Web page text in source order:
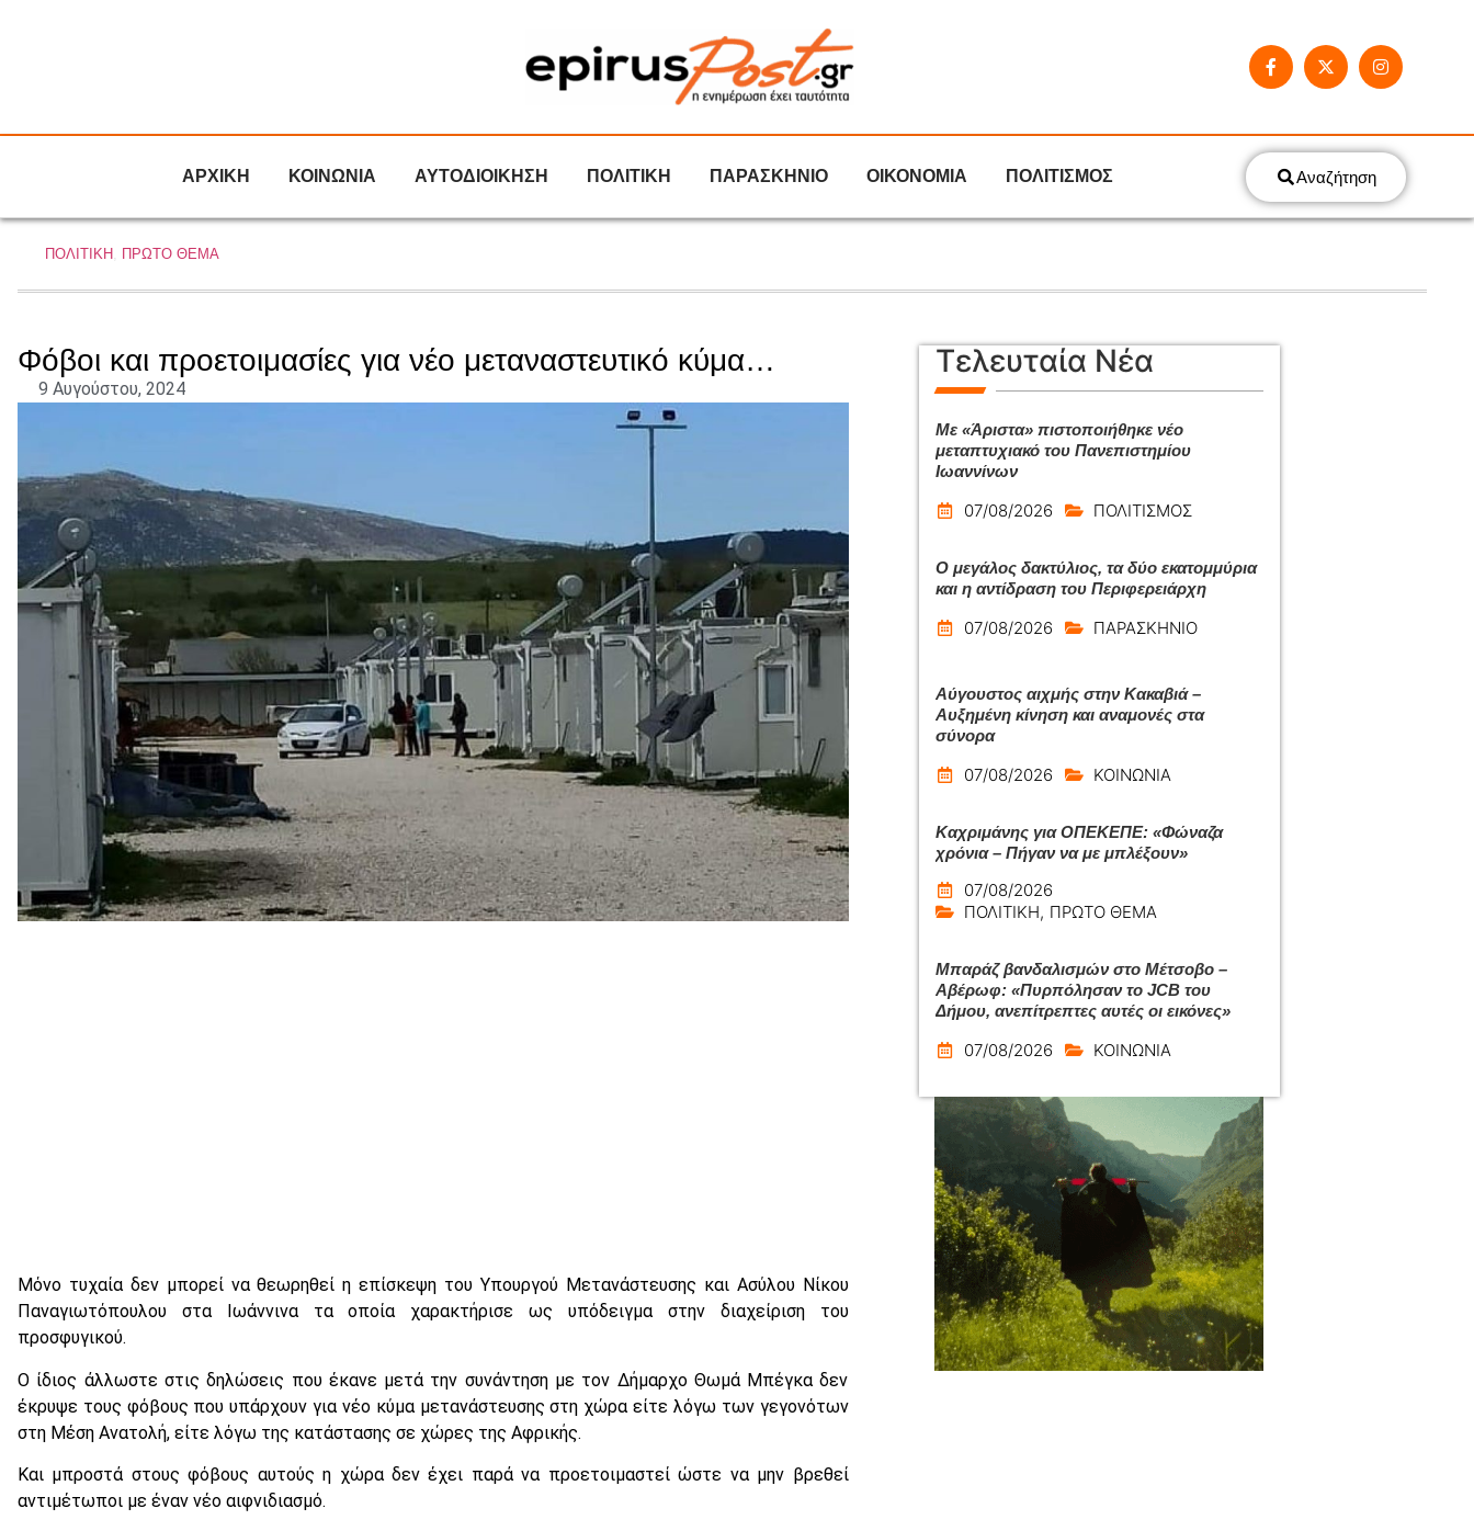
ΑΡΧΙΚΗ ΚΟΙΝΩΝΙΑ ΑΥΤΟΔΙΟΙΚΗΣΗ ΠΟΛΙΤΙΚΗ ΠΑΡΑΣΚΗΝΙΟ ΟΙΚΟΝΟΜΙΑ ΠΟΛΙΤΙΣΜΟΣ Αναζήτηση
ΠΟΛΙΤΙΚΗ , ΠΡΩΤΟ ΘΕΜΑ
Φόβοι και προετοιμασίες για νέο μεταναστευτικό κύμα…
9 Αυγούστου, 2024
Μόνο τυχαία δεν μπορεί να θεωρηθεί η επίσκεψη του Υπουργού Μετανάστευσης και Ασύλου Νίκου
Παναγιωτόπουλου στα Ιωάννινα τα οποία χαρακτήρισε ως υπόδειγμα στην διαχείριση του
προσφυγικού.
Ο ίδιος άλλωστε στις δηλώσεις που έκανε μετά την συνάντηση με τον Δήμαρχο Θωμά Μπέγκα δεν
έκρυψε τους φόβους που υπάρχουν για νέο κύμα μετανάστευσης στη χώρα είτε λόγω των γεγονότων
στη Μέση Ανατολή, είτε λόγω της κατάστασης σε χώρες της Αφρικής.
Και μπροστά στους φόβους αυτούς η χώρα δεν έχει παρά να προετοιμαστεί ώστε να μην βρεθεί
αντιμέτωποι με έναν νέο αιφνιδιασμό.
Τελευταία Νέα
Με «Άριστα» πιστοποιήθηκε νέο
μεταπτυχιακό του Πανεπιστημίου
Ιωαννίνων
07/08/2026 ΠΟΛΙΤΙΣΜΟΣ
Ο μεγάλος δακτύλιος, τα δύο εκατομμύρια
και η αντίδραση του Περιφερειάρχη
07/08/2026 ΠΑΡΑΣΚΗΝΙΟ
Αύγουστος αιχμής στην Κακαβιά –
Αυξημένη κίνηση και αναμονές στα
σύνορα
07/08/2026 ΚΟΙΝΩΝΙΑ
Καχριμάνης για ΟΠΕΚΕΠΕ: «Φώναζα
χρόνια – Πήγαν να με μπλέξουν»
07/08/2026
ΠΟΛΙΤΙΚΗ, ΠΡΩΤΟ ΘΕΜΑ
Μπαράζ βανδαλισμών στο Μέτσοβο –
Αβέρωφ: «Πυρπόλησαν το JCB του
Δήμου, ανεπίτρεπτες αυτές οι εικόνες»
07/08/2026 ΚΟΙΝΩΝΙΑ